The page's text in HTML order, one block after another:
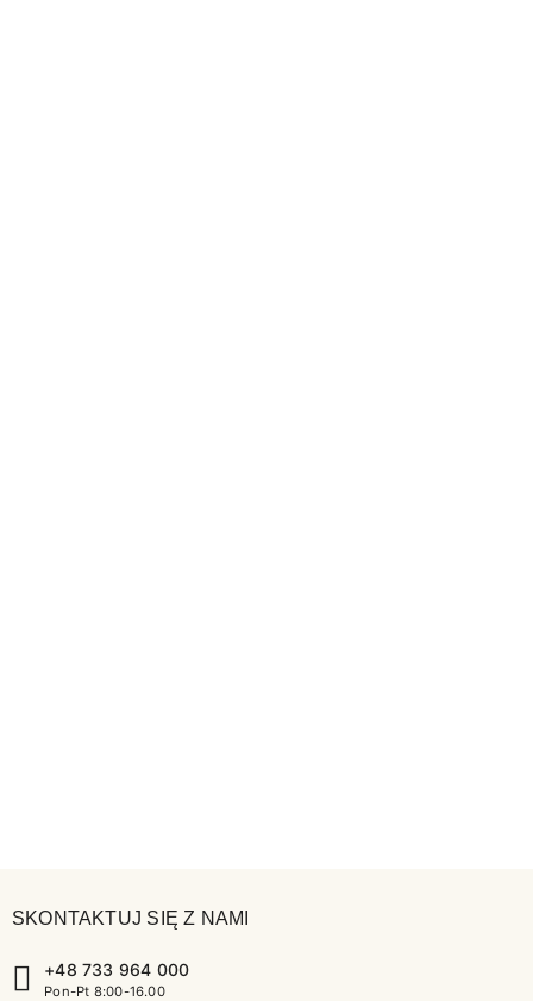
SKONTAKTUJ SIĘ Z NAMI
+48 733 964 000
Pon-Pt 8:00-16.00